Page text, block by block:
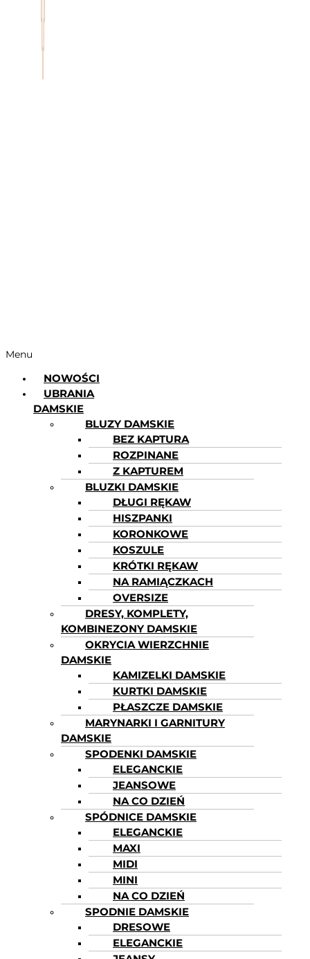
Menu
NOWOŚCI
UBRANIA
DAMSKIE
BLUZY DAMSKIE
BEZ KAPTURA
ROZPINANE
Z KAPTUREM
BLUZKI DAMSKIE
DŁUGI RĘKAW
HISZPANKI
KORONKOWE
KOSZULE
KRÓTKI RĘKAW
NA RAMIĄCZKACH
OVERSIZE
DRESY, KOMPLETY,
KOMBINEZONY DAMSKIE
OKRYCIA WIERZCHNIE
DAMSKIE
KAMIZELKI DAMSKIE
KURTKI DAMSKIE
PŁASZCZE DAMSKIE
MARYNARKI I GARNITURY
DAMSKIE
SPODENKI DAMSKIE
ELEGANCKIE
JEANSOWE
NA CO DZIEŃ
SPÓDNICE DAMSKIE
ELEGANCKIE
MAXI
MIDI
MINI
NA CO DZIEŃ
SPODNIE DAMSKIE
DRESOWE
ELEGANCKIE